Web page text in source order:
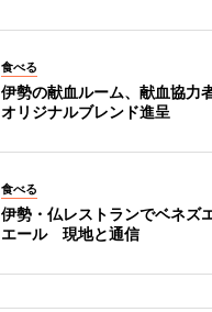
食べる
伊勢の献血ルーム、献血協力
オリジナルブレンド進呈
食べる
伊勢・仏レストランでベネズ
エール 現地と通信